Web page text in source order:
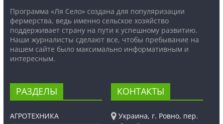
Программа «Ля Село» создана для популяризации
фермерства, ведь именно сельское хозяйство
поддерживает страну на пути к успешному развитию.
Наши журналисты сделают все, чтобы пребывание на
нашем сайте было максимально информативным и
интересным.
РАЗДЕЛЫ
АГРОТЕХНИКА
КОНТАКТЫ
Украина, г. Ровно, пер.